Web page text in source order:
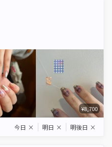
¥8,700
今日 × 明日 × 明後日 ×